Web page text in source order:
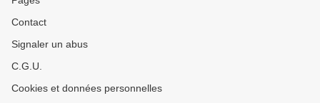
Contact
Signaler un abus
C.G.U.
Cookies et données personnelles